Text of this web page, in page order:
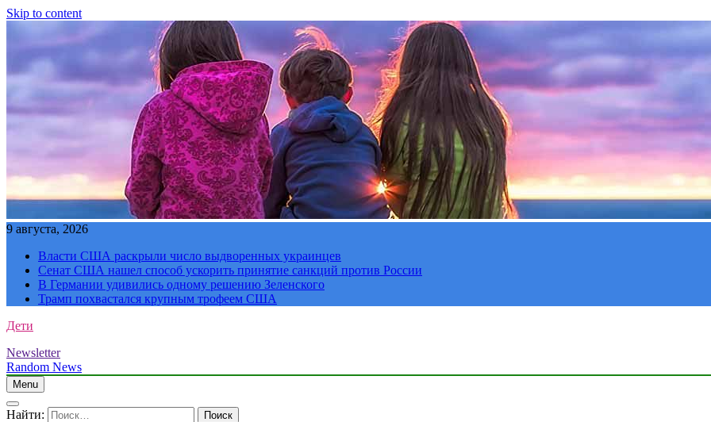
Skip to content
9 августа, 2026
Власти США раскрыли число выдворенных украинцев
Сенат США нашел способ ускорить принятие санкций против России
В Германии удивились одному решению Зеленского
Трамп похвастался крупным трофеем США
Дети
Newsletter
Random News
Menu
Найти: